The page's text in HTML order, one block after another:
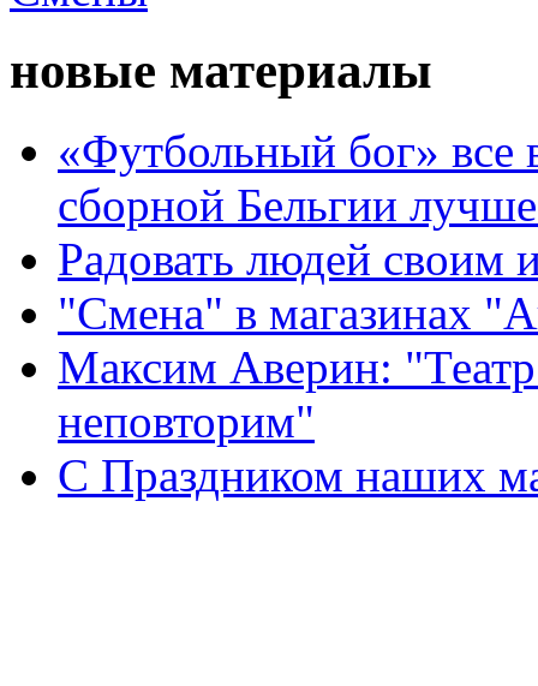
новые материалы
«Футбольный бог» все
сборной Бельгии
Радовать людей своим
"Смена" в магазинах
Максим Аверин:
неповторим"
С Праздником наших